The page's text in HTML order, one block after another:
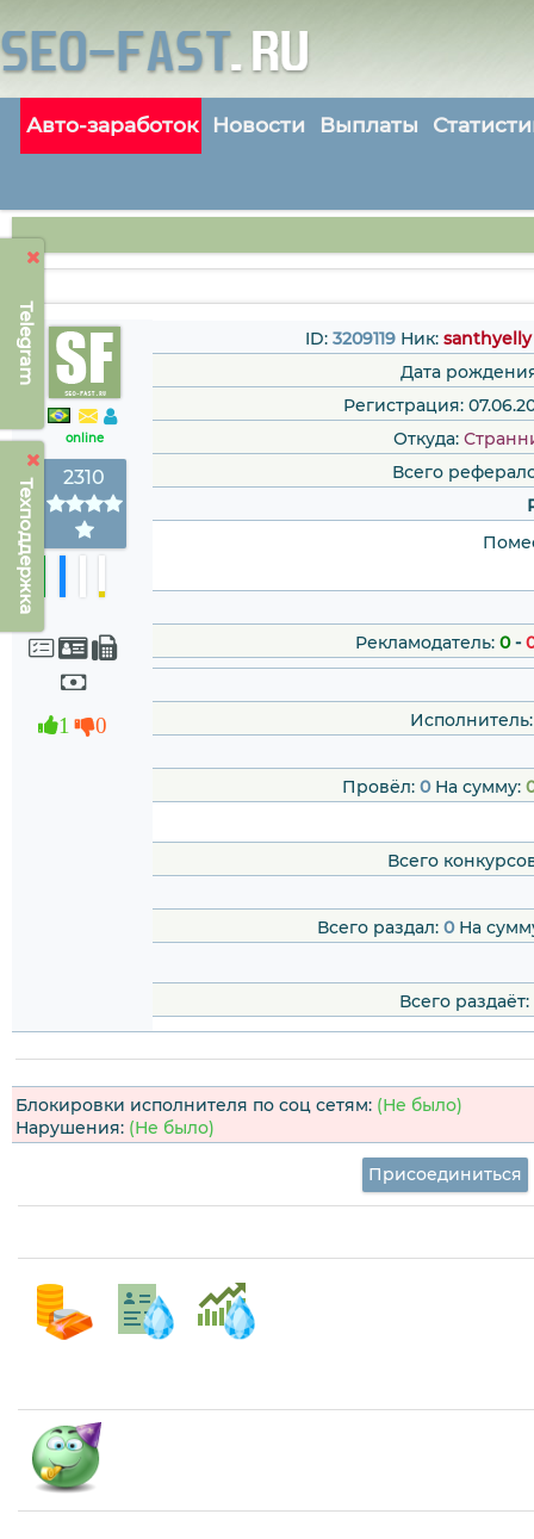
Telegram
Техподдержка
Авто-заработок Новости Выплаты
online
2310
1 0
ID: 3209119Ник: santhyelly
Дата
Регистрация:
Откуда:
Всего
Рекламодатель: 0-
Исполнитель:
Провёл: 0На сумму:
Всего
Всего раздал: 0На
Всего раздаёт:
Блокировки исполнителя по соц сетям: (Не было)
Нарушения: (Не было)
Присоединиться